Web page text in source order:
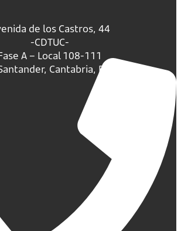
de los Castros, 44
-CDTUC-
A – Local 108-111
Cantabria, España.